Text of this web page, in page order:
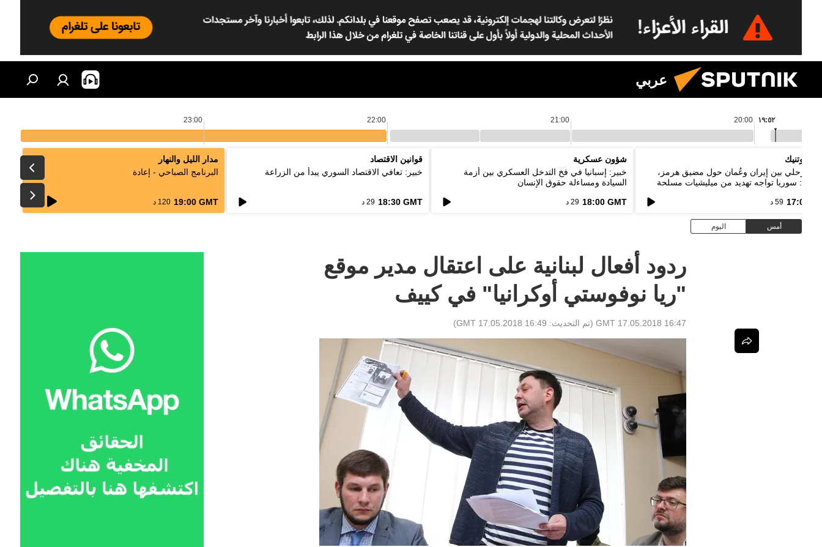
عربي
20:00
21:00
22:00
23:00 ١٩:٥٢
سبوتنيك
مرحلي بين إيران وعُمان حول مضيق هرمز،
سوريا تواجه تهديد من ميليشيات مسلحة
17:00 59 د
شؤون عسكرية
خبير: إسبانيا في فخ التدخل العسكري بين أزمة
السيادة ومساءلة حقوق الإنسان
18:00 GMT 29 د
قوانين الاقتصاد
خبير: تعافي الاقتصاد السوري يبدأ من الزراعة
18:30 GMT 29 د
مدار الليل والنهار
البرنامج الصباحي - إعادة
19:00 GMT 120 د live
أمس اليوم
ردود أفعال لبنانية على اعتقال مدير موقع
"ريا نوفوستي أوكرانيا" في كييف
16:47 GMT 17.05.2018 (تم التحديث: 16:49 GMT 17.05.2018
)